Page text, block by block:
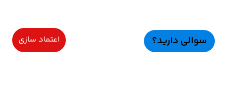
سوالی دارید؟ اعتماد سازی